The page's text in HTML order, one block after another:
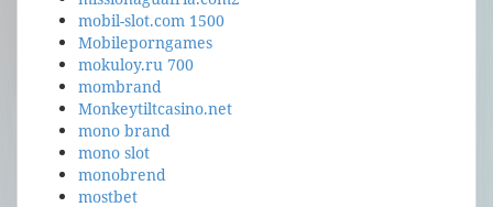
mobil-slot.com 1500
Mobileporngames
mokuloy.ru 700
mombrand
Monkeytiltcasino.net
mono brand
mono slot
monobrend
mostbet